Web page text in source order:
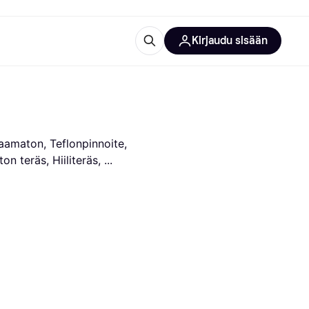
Kirjaudu sisään
Teflonpinnoite,
teräs, Hiiliteräs,